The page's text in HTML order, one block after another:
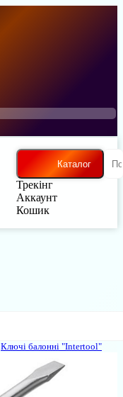
Каталог
Трекінг
Аккаунт
Кошик
Ключі балонні "Intertool"